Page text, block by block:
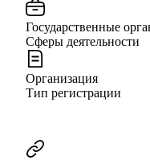
Государственные
Сферы деятельности
Организация
Тип регистрации